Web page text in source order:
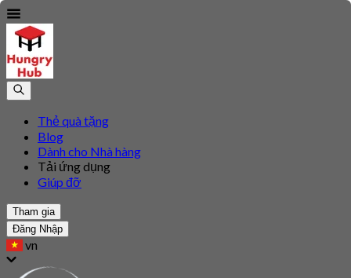
Thẻ quà tặng
Blog
Dành cho Nhà hàng
Tải ứng dụng
Giúp đỡ
Tham gia
Đăng Nhập
vn